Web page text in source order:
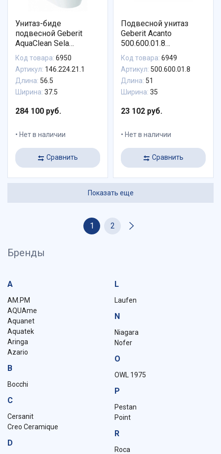
Унитаз-биде
подвесной Geberit
AquaClean Sela
146.224.21.1 панель
хром
Код товара: 6950
Артикул: 146.224.21.1
Длина: 56.5
Ширина: 37.5
284 100 руб.
Нет в наличии
Сравнить
Подвесной унитаз
Geberit Acanto
500.600.01.8
безободковый
Код товара: 6949
Артикул: 500.600.01.8
Длина: 51
Ширина: 35
23 102 руб.
Нет в наличии
Сравнить
Показать еще
1 2
Бренды
A
AM.PM
AQUAme
Aquanet
Aquatek
Aringa
Azario
B
Bocchi
C
Cersanit
Creo Ceramique
D
L
Laufen
N
Niagara
Nofer
O
OWL 1975
P
Pestan
Point
R
Roca